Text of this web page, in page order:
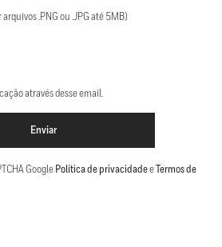
.PNG ou .JPG até 5MB)
através desse email.
Enviar
Google Política de privacidadee Termos de